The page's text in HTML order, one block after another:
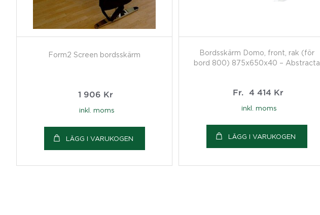
Form2 Screen bordsskärm
1 906 Kr
inkl. moms
LÄGG I VARUKOGEN
Bordsskärm Domo, front, rak (för
bord 800) 875x650x40 – Abstracta
Fr. 4 414 Kr
inkl. moms
LÄGG I VARUKOGEN